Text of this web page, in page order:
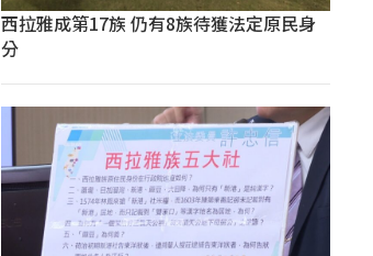
西拉雅成第17族 仍有8族待獲法定原民身
分